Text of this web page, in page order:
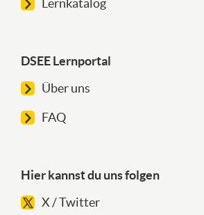
Lernkatalog
DSEE Lernportal
Über uns
FAQ
Hier kannst du uns folgen
X / Twitter